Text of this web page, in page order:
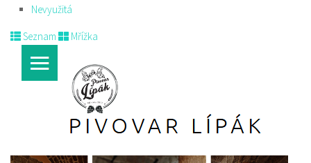
Nevyužitá
Seznam Mřížka